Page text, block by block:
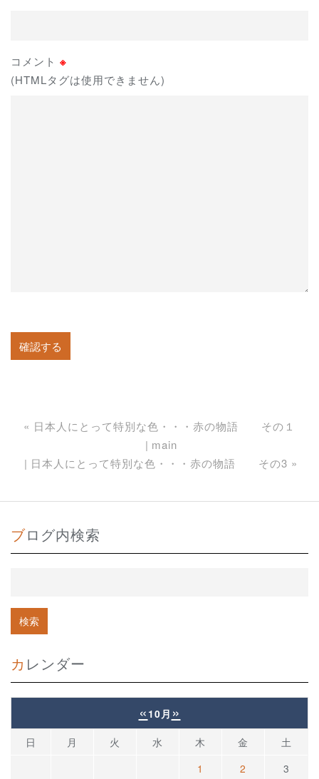
コメント ※
(HTMLタグは使用できません)
« 日本人にとって特別な色・・・赤の物語 その１
main
日本人にとって特別な色・・・赤の物語 その3 »
ブログ内検索
カレンダー
« 10月 »
日 月 火 水 木 金
土
1
2
3